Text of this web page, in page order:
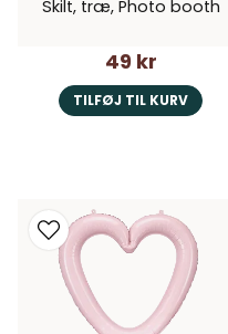
Skilt, træ, Photo booth
49 kr
TILFØJ TIL KURV